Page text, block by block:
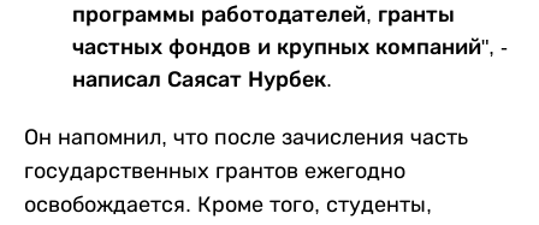
программы работодателей, гранты
частных фондов и крупных компаний", -
написал Саясат Нурбек.
Он напомнил, что после зачисления часть
государственных грантов ежегодно
освобождается. Кроме того, студенты,